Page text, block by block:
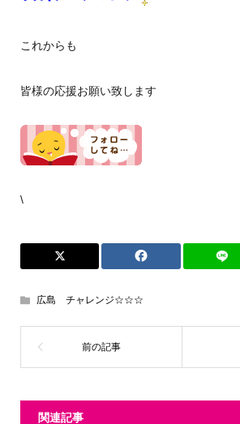
これからも
皆様の応援お願い致します
\
広島 チャレンジ☆☆☆
関連記事